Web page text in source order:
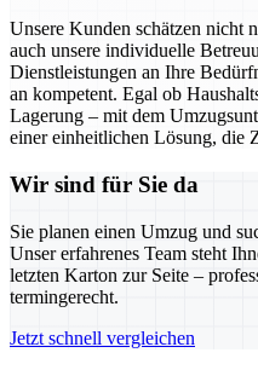
Unsere Kunden schätzen nicht
auch unsere individuelle
Dienstleistungen an Ihre
an kompetent. Egal ob
Lagerung – mit dem
einer einheitlichen Lösung, die
Wir sind für Sie da
Sie planen einen Umzug und
Unser erfahrenes Team steht
letzten Karton zur Seite –
termingerecht.
Jetzt schnell vergleichen